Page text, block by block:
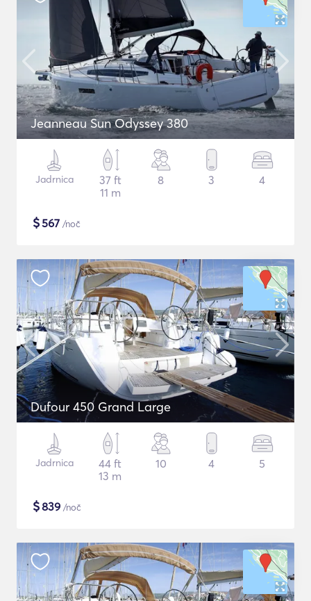
Jeanneau Sun Odyssey 380
Jadrnica
37 ft
11 m
8 3 4
$567 /noč
Dufour 450 Grand Large
Jadrnica
44 ft
13 m
10 4 5
$839 /noč